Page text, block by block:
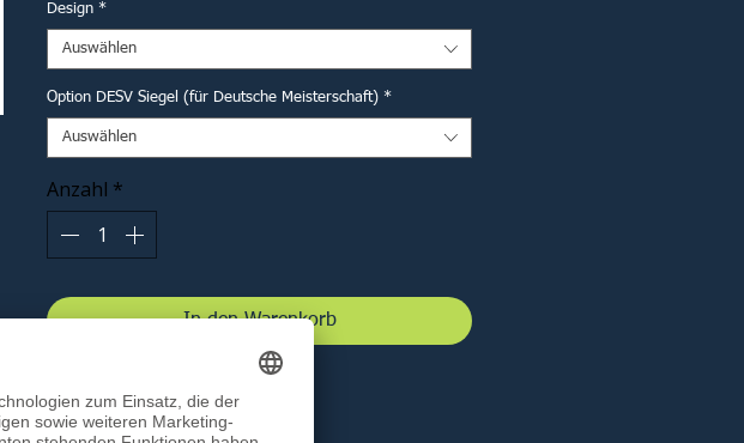
Design *
Auswählen
Option DESV Siegel (für Deutsche Meisterschaft) *
Auswählen
Anzahl *
In den Warenkorb